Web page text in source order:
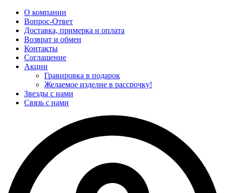
О компании
Вопрос-Ответ
Доставка, примерка и оплата
Возврат и обмен
Контакты
Соглашение
Акции
Гравировка в подарок
Желаемое изделие в рассрочку!
Звезды с нами
Связь с нами